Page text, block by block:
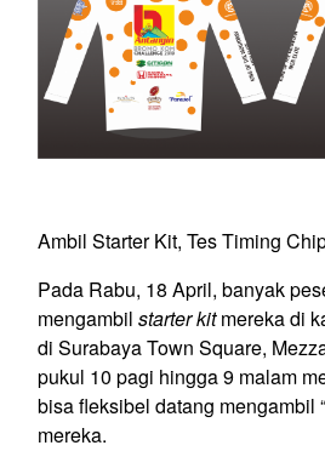
Ambil Starter Kit, Tes Timing
Pada Rabu, 18 April, banyak
mengambil starter kitmereka di
di Surabaya Town Square,
pukul 10 pagi hingga 9 malam
bisa fleksibel datang mengambil
mereka.